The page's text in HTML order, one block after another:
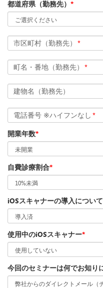
都道府県（勤務先） *
市区町村（勤務先） *
町名・番地（勤務先） *
建物名（勤務先）
電話番号 ※ハイフンなし *
開業年数*
自費診療割合*
iOSスキャナーの導入について
使用中のiOSスキャナー*
今回のセミナーは何でお知り